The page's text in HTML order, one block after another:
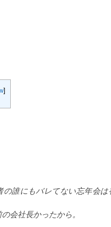
]
誰にもバレてない忘年会は
会社長かったから。